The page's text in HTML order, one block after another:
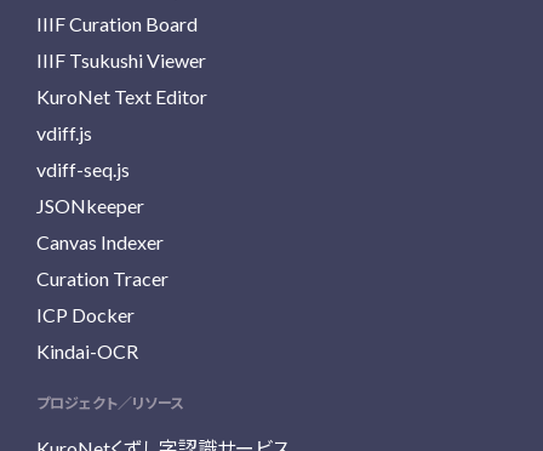
IIIF Curation Board
IIIF Tsukushi Viewer
KuroNet Text Editor
vdiff.js
vdiff-seq.js
JSONkeeper
Canvas Indexer
Curation Tracer
ICP Docker
Kindai-OCR
プロジェクト／リソース